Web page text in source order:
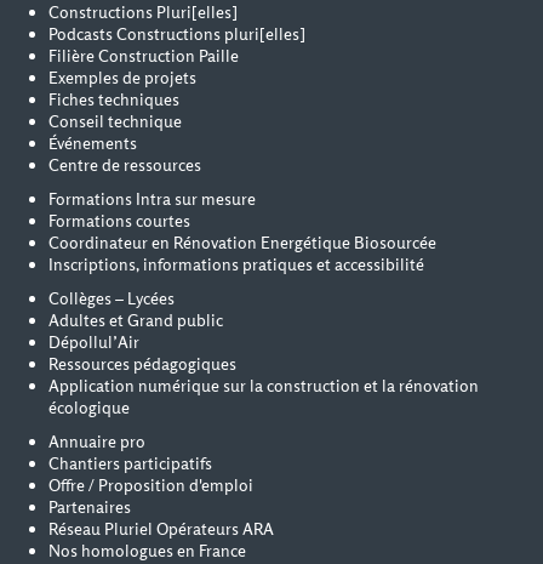
Constructions Pluri[elles]
Podcasts Constructions pluri[elles]
Filière Construction Paille
Exemples de projets
Fiches techniques
Conseil technique
Événements
Centre de ressources
Formations Intra sur mesure
Formations courtes
Coordinateur en Rénovation Energétique Biosourcée
Inscriptions, informations pratiques et accessibilité
Collèges – Lycées
Adultes et Grand public
Dépollul’Air
Ressources pédagogiques
Application numérique sur la construction et la rénovation
écologique
Annuaire pro
Chantiers participatifs
Offre / Proposition d'emploi
Partenaires
Réseau Pluriel Opérateurs ARA
Nos homologues en France